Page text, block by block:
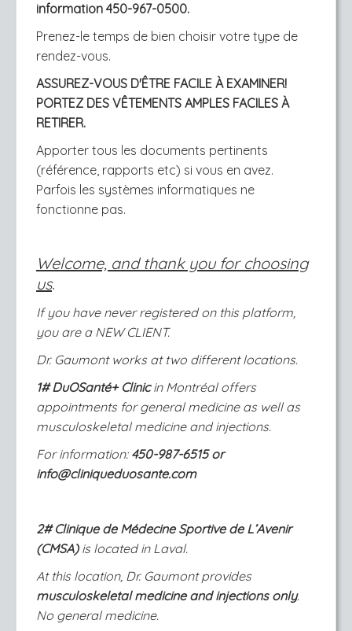
information 450-967-0500.
Prenez-le temps de bien choisir votre type de
rendez-vous.
ASSUREZ-VOUS D'ÊTRE FACILE À EXAMINER!
PORTEZ DES VÊTEMENTS AMPLES FACILES À
RETIRER.
Apporter tous les documents pertinents
(référence, rapports etc) si vous en avez.
Parfois les systèmes informatiques ne
fonctionne pas.
Welcome, and thank you for choosing
us.
If you have never registered on this platform,
you are a NEW CLIENT.
Dr. Gaumont works at two different locations.
1# DuOSanté+ Clinicin Montréal offers
appointments for general medicine as well as
musculoskeletal medicine and injections.
For information: 450-987-6515 or
info@cliniqueduosante.com
2# Clinique de Médecine Sportive de L’Avenir
(CMSA)is located in Laval.
At this location, Dr. Gaumont provides
musculoskeletal medicine and injections only.
No general medicine.